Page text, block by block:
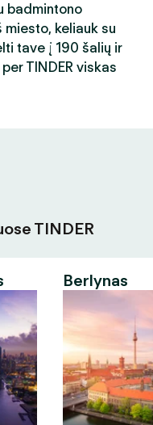
badmintono
keliauk su
tave į 190 šalių ir
TINDER viskas
TINDER
Berlynas